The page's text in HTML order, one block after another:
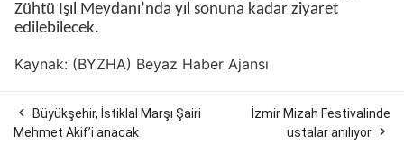
Zühtü Işıl Meydanı’nda yıl sonuna kadar ziyaret
edilebilecek.
Kaynak: (BYZHA) Beyaz Haber Ajansı

Büyükşehir, İstiklal Marşı Şairi
Mehmet Akif’i anacak
İzmir Mizah Festivalinde
ustalar anılıyor 